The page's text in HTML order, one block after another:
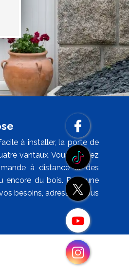
à installer, la porte de
vantaux. Vous pouvez
à distance et des
encore du bois. Pour une
besoins, adressez-vous